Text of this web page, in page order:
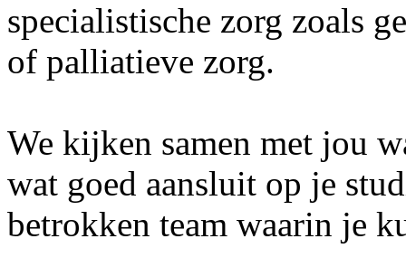
specialistische zorg zoals
of palliatieve zorg.
We kijken samen met jou
wat goed aansluit op je
betrokken team waarin je